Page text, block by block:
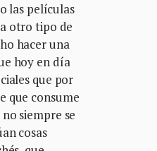
las películas
otro tipo de
hacer una
hoy en día
que por
que consume
siempre se
cosas